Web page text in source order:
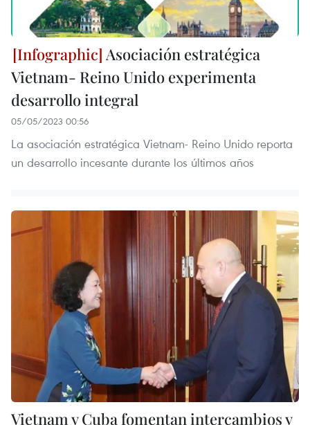
Asociación estratégica
Vietnam- Reino Unido experimenta
desarrollo integral
05/05/2023 00:56
La asociación estratégica Vietnam- Reino Unido reporta
un desarrollo incesante durante los últimos años
Vietnam y Cuba fomentan intercambios y